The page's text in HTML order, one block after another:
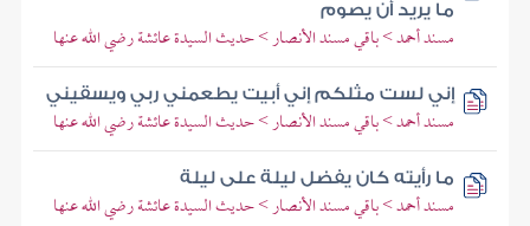
ما يريد أن يصوم
مسند أحمد > باقي مسند الأنصار > حديث السيدة عائشة رضي الله عنها
إني لست مثلكم إني أبيت يطعمني ربي ويسقيني
مسند أحمد > باقي مسند الأنصار > حديث السيدة عائشة رضي الله عنها
ما رأيته كان يفضل ليلة على ليلة
مسند أحمد > باقي مسند الأنصار > حديث السيدة عائشة رضي الله عنها